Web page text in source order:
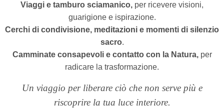
Viaggi e tamburo sciamanico, per ricevere visioni,
guarigione e ispirazione.
Cerchi di condivisione, meditazioni e momenti di silenzio
sacro.
Camminate consapevoli e contatto con la Natura, per
radicare la trasformazione.
Un viaggio per liberare ciò che non serve più e
riscoprire la tua luce interiore.